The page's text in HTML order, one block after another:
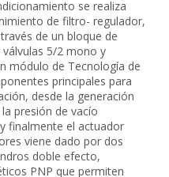
se realiza
de filtro- regulador,
de un bloque de
5/2 mono y
módulo de Tecnología de
principales para
desde la generación
presión de vacío
finalmente el actuador
viene dado por dos
doble efecto,
PNP que permiten